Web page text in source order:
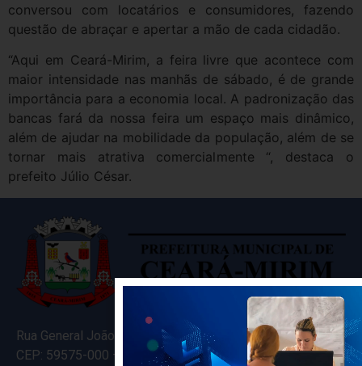
conversou com locatários e consumidores, fazendo
questão de abraçar e apertar a mão de cada cidadão.
“Aqui em Ceará-Mirim, a feira livre que acontece com
maior intensidade nas manhãs de sábado, é de grande
importância para a economia local. A padronização das
bancas fará da nossa feira um espaço mais dinâmico,
além de ajudar na mobilidade da população, além de se
tornar mais atrativa comercialmente “, destaca o
prefeito Júlio César.
Rua General João Varela, 635
CEP: 59575-000 – Ceará-Mirim – RN